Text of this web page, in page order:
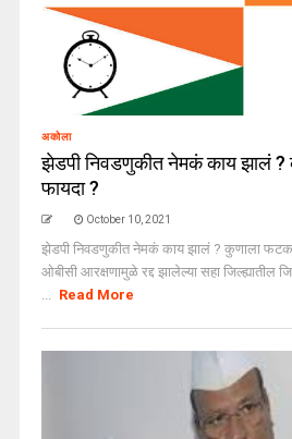
अकोला
झेडपी निवडणुकीत नेमकं काय झालं ?
फायदा ?
October 10, 2021
झेडपी निवडणुकीत नेमकं काय झालं ? कुणाला
ओबीसी आरक्षणामुळे रद्द झालेल्या सहा जिल्ह्यातील
... Read More